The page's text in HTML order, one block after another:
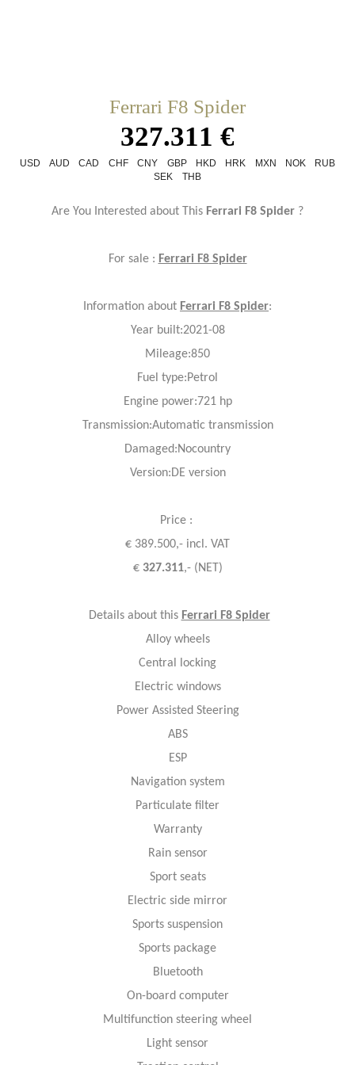
Ferrari F8 Spider
327.311 €
USD AUD CAD CHF CNY GBP HKD HRK MXN NOK
RUB
SEK
THB
Are You Interested about This Ferrari F8 Spider ?
For sale : Ferrari F8 Spider
Information about Ferrari F8 Spider:
Year built:2021-08
Mileage:850
Fuel type:Petrol
Engine power:721 hp
Transmission:Automatic transmission
Damaged:Nocountry
Version:DE version
Price :
€ 389.500,- incl. VAT
€ 327.311,- (NET)
Details about this Ferrari F8 Spider
Alloy wheels
Central locking
Electric windows
Power Assisted Steering
ABS
ESP
Navigation system
Particulate filter
Warranty
Rain sensor
Sport seats
Electric side mirror
Sports suspension
Sports package
Bluetooth
On-board computer
Multifunction steering wheel
Light sensor